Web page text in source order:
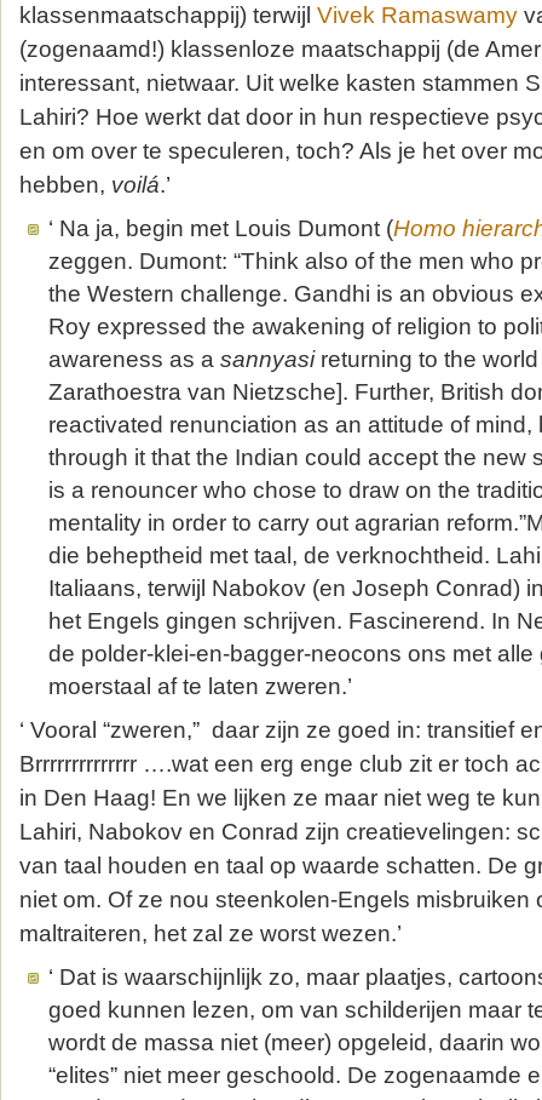
klassenmaatschappij) terwijl Vivek Ramaswamy
(zogenaamd!) klassenloze maatschappij (de
interessant, nietwaar. Uit welke kasten stammen
Lahiri? Hoe werkt dat door in hun respectieve
en om over te speculeren, toch? Als je het over
hebben, voilá.’
‘ Na ja, begin met Louis Dumont (Homo
zeggen. Dumont: “Think also of the men who
the Western challenge. Gandhi is an obvious
Roy expressed the awakening of religion to
awareness as a sannyasireturning to the
Zarathoestra van Nietzsche]. Further, British
reactivated renunciation as an attitude of
through it that the Indian could accept the new
is a renouncer who chose to draw on the
mentality in order to carry out agrarian
die beheptheid met taal, de verknochtheid.
Italiaans, terwijl Nabokov (en Joseph Conrad)
het Engels gingen schrijven. Fascinerend. In
de polder-klei-en-bagger-neocons ons met alle
moerstaal af te laten zweren.’
‘ Vooral “zweren,” daar zijn ze goed in: transitief
Brrrrrrrrrrrrrr ….wat een erg enge club zit er toch
in Den Haag! En we lijken ze maar niet weg te
Lahiri, Nabokov en Conrad zijn creatievelingen:
van taal houden en taal op waarde schatten. De
niet om. Of ze nou steenkolen-Engels misbruiken
maltraiteren, het zal ze worst wezen.’
‘ Dat is waarschijnlijk zo, maar plaatjes,
goed kunnen lezen, om van schilderijen maar
wordt de massa niet (meer) opgeleid, daarin
“elites” niet meer geschoold. De zogenaamde